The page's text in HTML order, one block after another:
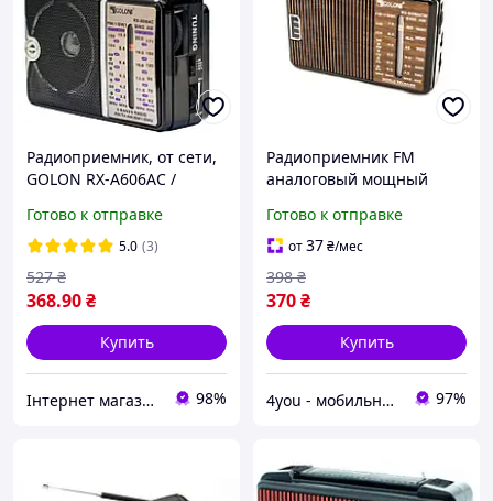
Радиоприемник, от сети,
GOLON RX-A606AC /
портативное радио / FM
радиоприемник
Готово к отправке
5.0 (3)
368.90₴
527 ₴
Купить
Інтернет магазин Sklad-032 98%
Радиоприемник FM
аналоговый мощный
сети и батареек R20
105х160х60мм Wood
Готово к отправке
от37₴/мес
370₴
398 ₴
Купить
4you - мобильные, компьютерные, автомобильные аксессуары 97%